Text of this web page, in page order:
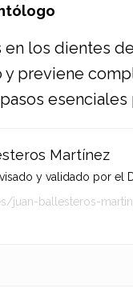
en los dientes
previene
Martínez
y validado por el
juan-ballesteros-